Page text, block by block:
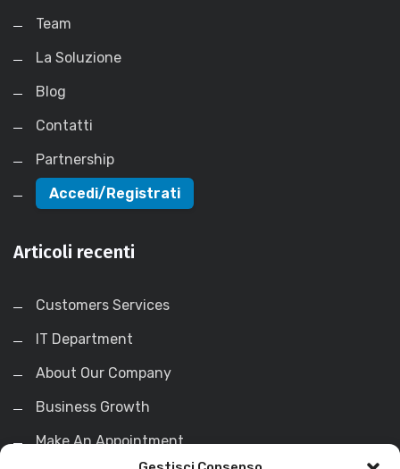
Team
La Soluzione
Blog
Contatti
Partnership
Accedi/Registrati
Articoli recenti
Customers Services
IT Department
About Our Company
Business Growth
Make An Appointment